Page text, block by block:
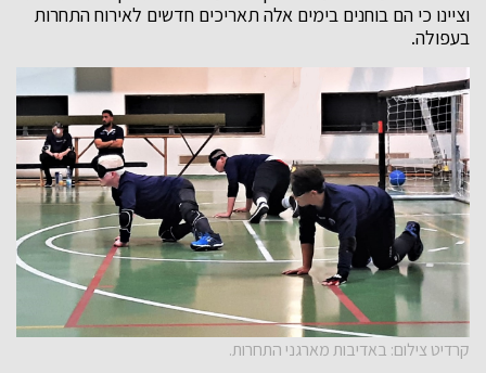
וציינו כי הם בוחנים בימים אלה תאריכים חדשים לאירוח התחרות
בעפולה.
קרדיט צילום: באדיבות מארגני התחרות.